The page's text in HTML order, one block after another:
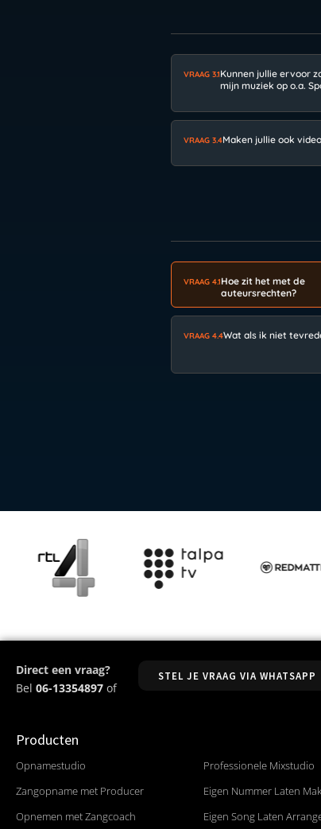
VRAAG 3.1Kunnen jullie ervoor
mijn muziek op o.a.
VRAAG 3.4Maken jullie ook
VRAAG 4.1Hoe zit het met de
auteursrechten?
VRAAG 4.4Wat als ik niet
Direct een vraag?
Bel 06-13354897 of
STEL JE VRAAG VIA WHATSAPP
Producten
Opnamestudio
Zangopname met Producer
Opnemen met Zangcoach
Professionele Mixstudio
Eigen Nummer Laten
Eigen Song Laten